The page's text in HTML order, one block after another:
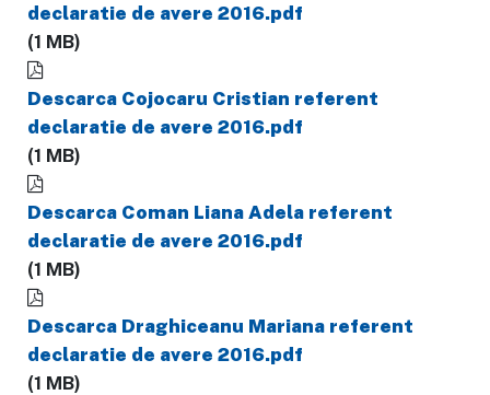
declaratie de avere 2016.pdf
(1 MB)
Descarca Cojocaru Cristian referent
declaratie de avere 2016.pdf
(1 MB)
Descarca Coman Liana Adela referent
declaratie de avere 2016.pdf
(1 MB)
Descarca Draghiceanu Mariana referent
declaratie de avere 2016.pdf
(1 MB)